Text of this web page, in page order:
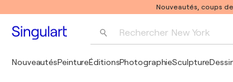
Nouveautés, coups
Rechercher New York
NouveautésPeintureÉditionsPhotographieSculpture